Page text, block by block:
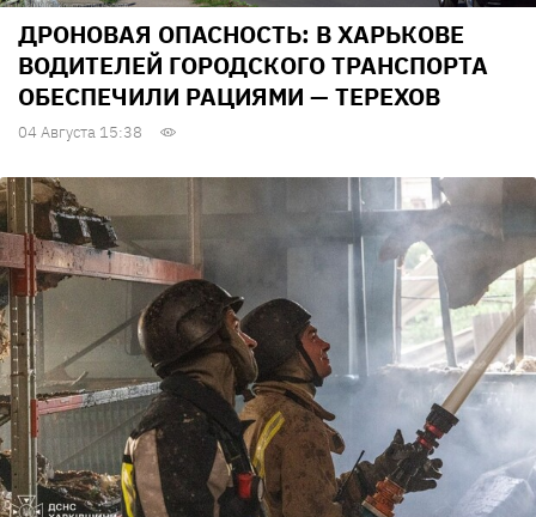
ДРОНОВАЯ ОПАСНОСТЬ: В ХАРЬКОВЕ
ВОДИТЕЛЕЙ ГОРОДСКОГО ТРАНСПОРТА
ОБЕСПЕЧИЛИ РАЦИЯМИ — ТЕРЕХОВ
04 Августа 15:38